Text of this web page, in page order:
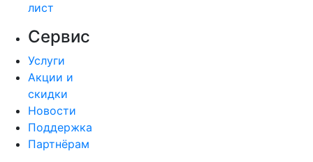
лист
Сервис
Услуги
Акции и
скидки
Новости
Поддержка
Партнёрам